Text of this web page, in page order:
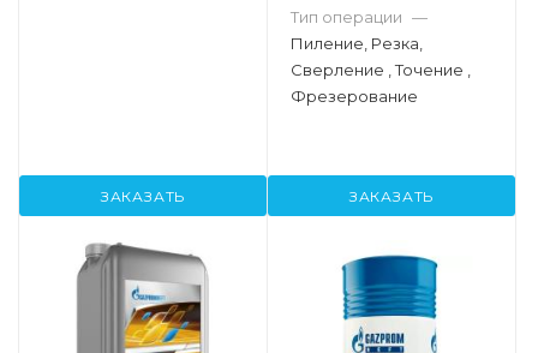
ЗАКАЗАТЬ
Тип операции —
Пиление, Резка,
Сверление , Точение ,
Фрезерование
ЗАКАЗАТЬ